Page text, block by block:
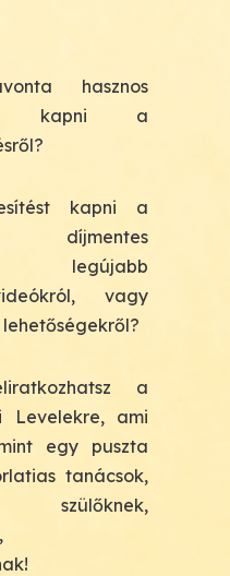
hasznos
kapni a
kapni a
díjmentes
legújabb
vagy
a
Levelekre, ami
egy puszta
tanácsok,
szülőknek,